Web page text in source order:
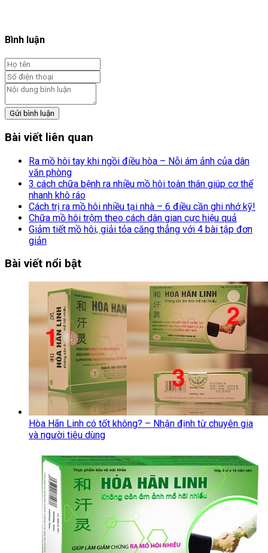
Bình luận
Gửi bình luận
Bài viết liên quan
Ra mồ hôi tay khi ngồi điều hòa – Nỗi ám ảnh của dân
văn phòng
3 cách chữa bệnh ra nhiều mồ hôi toàn thân giúp cơ thể
nhanh khô ráo
Cách trị ra mồ hôi nhiều tại nhà – 6 điều cần ghi nhớ kỹ!
Chữa mồ hôi trộm theo cách dân gian cực hiệu quả
Giảm tiết mồ hôi, giải tỏa căng thẳng với 4 bài tập đơn
giản
Bài viết nổi bật
Hòa Hãn Linh có tốt không? – Nhận định từ chuyên gia
và người tiêu dùng